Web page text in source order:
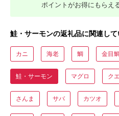
ポイントがお得にもらえ
鮭・サーモンの返礼品に関連して
カニ 海老 鯛 金目
鮭・サーモン マグロ クエ
さんま サバ カツオ